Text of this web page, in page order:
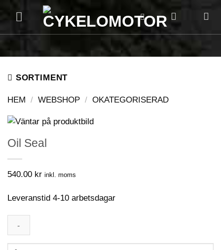
SORTIMENT
HEM / WEBSHOP / OKATEGORISERAD
Oil Seal
540.00 kr inkl. moms
Leveranstid 4-10 arbetsdagar
Oil